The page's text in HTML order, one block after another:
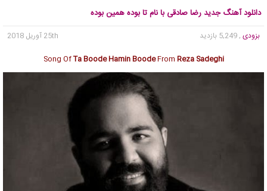
دانلود آهنگ جدید رضا صادقی با نام تا بوده همین بوده
بزودی , 5,249 بازدید
25th آوریل 2018
Song OfTa Boode Hamin BoodeFrom Reza Sadeghi